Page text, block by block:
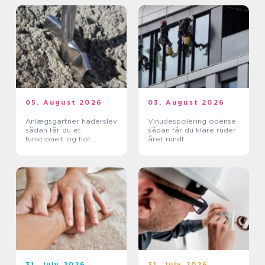
05. August 2026
Anlægsgartner haderslev
sådan får du et
funktionelt og flot
03. August 2026
Vinudespolering odense
sådan får du klare ruder
året rundt